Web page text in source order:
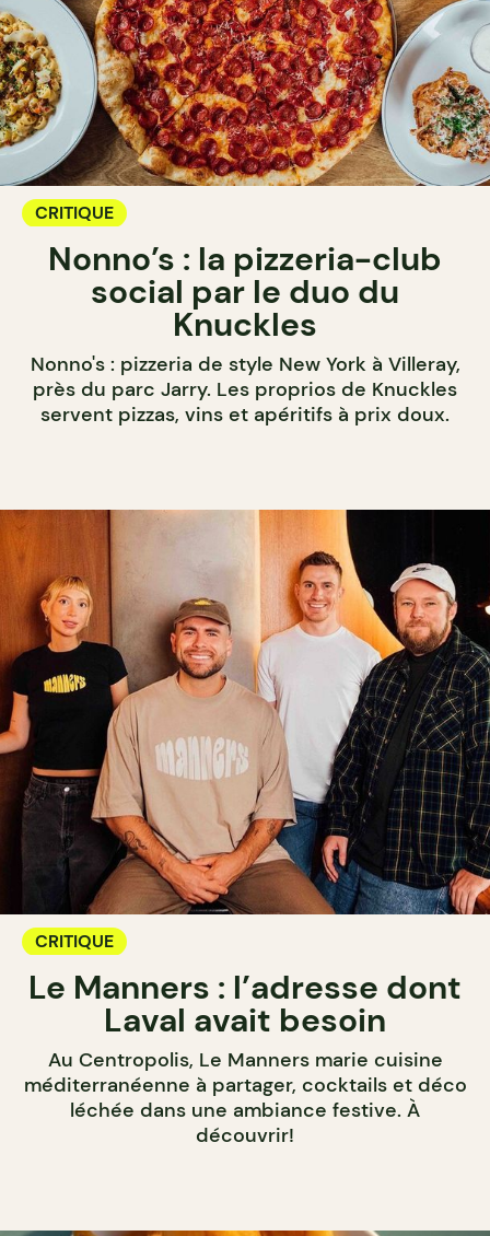
CRITIQUE
Nonno’s : la pizzeria-club
social par le duo du
Knuckles
Nonno's : pizzeria de style New York à Villeray,
près du parc Jarry. Les proprios de Knuckles
servent pizzas, vins et apéritifs à prix doux.
CRITIQUE
Le Manners : l’adresse dont
Laval avait besoin
Au Centropolis, Le Manners marie cuisine
méditerranéenne à partager, cocktails et déco
léchée dans une ambiance festive. À
découvrir!